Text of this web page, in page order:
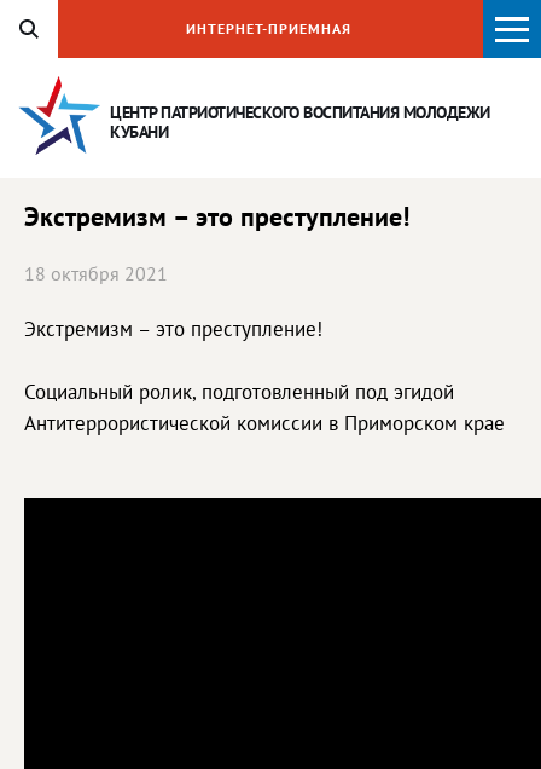
ЦЕНТР ПАТРИОТИЧЕСКОГО ВОСПИТАНИЯМОЛОДЕЖИ
КУБАНИ
ИНТЕРНЕТ-ПРИЕМНАЯ
Экстремизм – это преступление!
18 октября 2021
Экстремизм – это преступление!
Социальный ролик, подготовленный под эгидой
Антитеррористической комиссии в Приморском крае